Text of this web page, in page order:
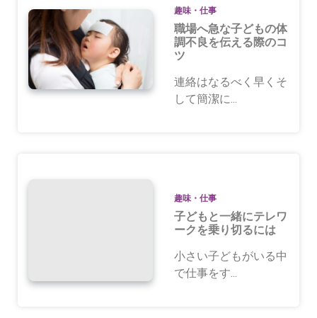
趣味・仕事
職場へ急な子どもの体
調不良を伝える際のコ
ツ
連絡はなるべく早くそ
して簡潔に...
趣味・仕事
子どもと一緒にテレワ
ークを乗り切るには
小さい子どもがいる中
で仕事をす...